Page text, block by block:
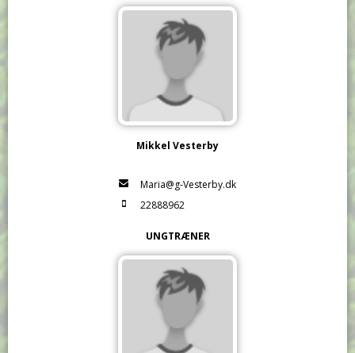
Mikkel Vesterby
Maria@g-Vesterby.dk
22888962
UNGTRÆNER